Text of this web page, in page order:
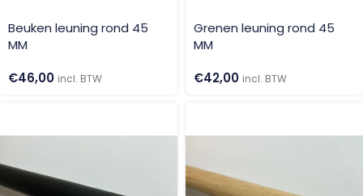
Beuken leuning rond 45
MM
€46,00 incl. BTW
Grenen leuning rond 45
MM
€42,00 incl. BTW